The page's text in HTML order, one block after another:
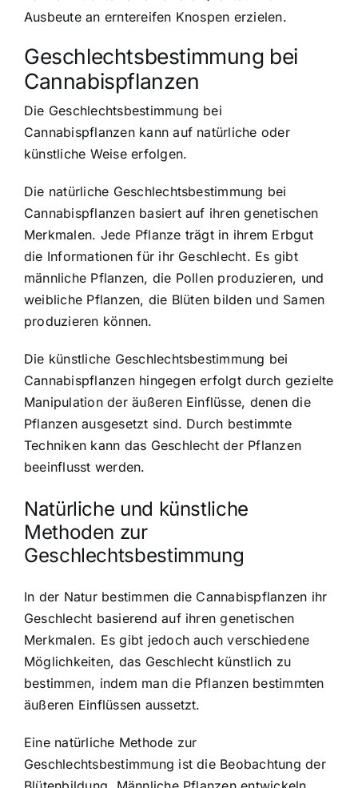
Ausbeute an erntereifen Knospen erzielen.
Geschlechtsbestimmung bei
Cannabispflanzen
Die Geschlechtsbestimmung bei
Cannabispflanzen kann auf natürliche oder
künstliche Weise erfolgen.
Die natürliche Geschlechtsbestimmung bei
Cannabispflanzen basiert auf ihren genetischen
Merkmalen. Jede Pflanze trägt in ihrem Erbgut
die Informationen für ihr Geschlecht. Es gibt
männliche Pflanzen, die Pollen produzieren, und
weibliche Pflanzen, die Blüten bilden und Samen
produzieren können.
Die künstliche Geschlechtsbestimmung bei
Cannabispflanzen hingegen erfolgt durch gezielte
Manipulation der äußeren Einflüsse, denen die
Pflanzen ausgesetzt sind. Durch bestimmte
Techniken kann das Geschlecht der Pflanzen
beeinflusst werden.
Natürliche und künstliche
Methoden zur
Geschlechtsbestimmung
In der Natur bestimmen die Cannabispflanzen ihr
Geschlecht basierend auf ihren genetischen
Merkmalen. Es gibt jedoch auch verschiedene
Möglichkeiten, das Geschlecht künstlich zu
bestimmen, indem man die Pflanzen bestimmten
äußeren Einflüssen aussetzt.
Eine natürliche Methode zur
Geschlechtsbestimmung ist die Beobachtung der